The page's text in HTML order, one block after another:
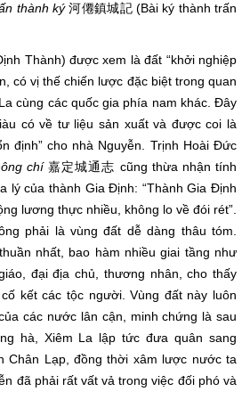
thành ký河僊鎮城記 (Bài ký thành trấn
Thành) được xem là đất “khởi nghiệp
có vị thế chiến lược đặc biệt trong quan
cùng các quốc gia phía nam khác. Đây
có về tư liệu sản xuất và được coi là
định” cho nhà Nguyễn. Trịnh Hoài Đức
chí嘉定城通志 cũng thừa nhận tính
lý của thành Gia Định: “Thành Gia Định
lương thực nhiều, không lo về đói rét”.
phải là vùng đất dễ dàng thâu tóm.
nhất, bao hàm nhiều giai tầng như
đại địa chủ, thương nhân, cho thấy
kết các tộc người. Vùng đất này luôn
các nước lân cận, minh chứng là sau
hà, Xiêm La lập tức đưa quân sang
Chân Lạp, đồng thời xâm lược nước ta
đã phải rất vất vả trong việc đối phó và